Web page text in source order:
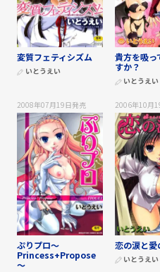
変質フェティシズム
いとうえい
貴方を吸っ
すか？
いとうえい
2008年07月19日発売
ぷりプロ～
Princess+Propose
～
2006年10月
恋の涙と愛
いとうえい